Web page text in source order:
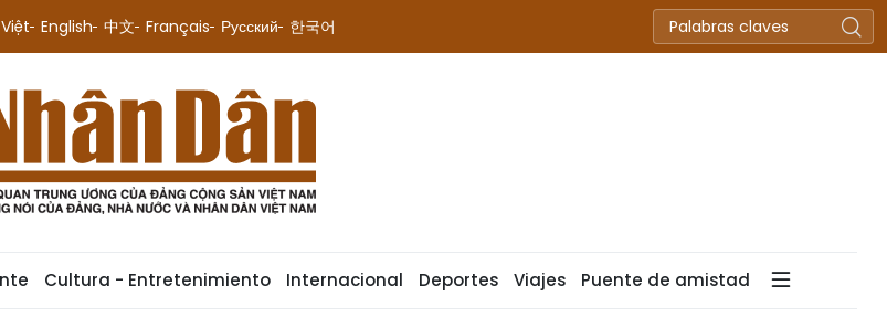
English 中文 Français Русский 한국어
Cultura - Entretenimiento Internacional Deportes Viajes Puente de amistad